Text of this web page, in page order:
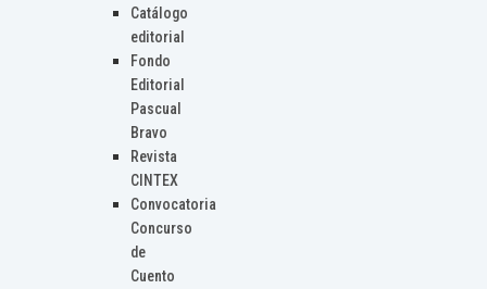
Catálogo
editorial
Fondo
Editorial
Pascual
Bravo
Revista
CINTEX
Convocatoria
Concurso
de
Cuento